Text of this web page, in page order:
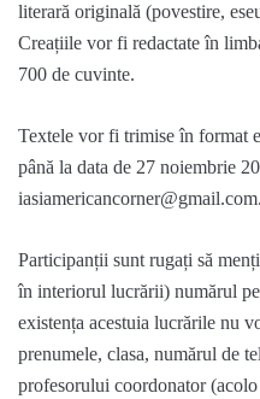
literară originală (povestire,
Creațiile vor fi redactate în
700 de cuvinte.
Textele vor fi trimise în format
până la data de 27 noiembrie
iasiamericancorner@gmail.com.
Participanții sunt rugați să
în interiorul lucrării) numărul
existența acestuia lucrările nu
prenumele, clasa, numărul de
profesorului coordonator